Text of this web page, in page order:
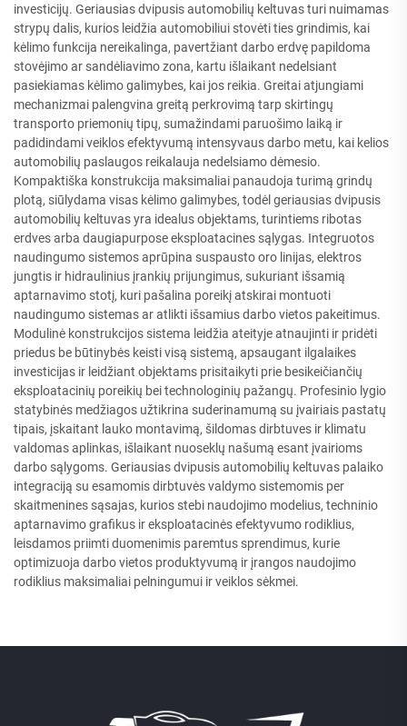
investicijų. Geriausias dvipusis automobilių keltuvas turi nuimamas
strypų dalis, kurios leidžia automobiliui stovėti ties grindimis, kai
kėlimo funkcija nereikalinga, pavertžiant darbo erdvę papildoma
stovėjimo ar sandėliavimo zona, kartu išlaikant nedelsiant
pasiekiamas kėlimo galimybes, kai jos reikia. Greitai atjungiami
mechanizmai palengvina greitą perkrovimą tarp skirtingų
transporto priemonių tipų, sumažindami paruošimo laiką ir
padidindami veiklos efektyvumą intensyvaus darbo metu, kai kelios
automobilių paslaugos reikalauja nedelsiamo dėmesio.
Kompaktiška konstrukcija maksimaliai panaudoja turimą grindų
plotą, siūlydama visas kėlimo galimybes, todėl geriausias dvipusis
automobilių keltuvas yra idealus objektams, turintiems ribotas
erdves arba daugiapurpose eksploatacines sąlygas. Integruotos
naudingumo sistemos aprūpina suspausto oro linijas, elektros
jungtis ir hidraulinius įrankių prijungimus, sukuriant išsamią
aptarnavimo stotį, kuri pašalina poreikį atskirai montuoti
naudingumo sistemas ar atlikti išsamius darbo vietos pakeitimus.
Modulinė konstrukcijos sistema leidžia ateityje atnaujinti ir pridėti
priedus be būtinybės keisti visą sistemą, apsaugant ilgalaikes
investicijas ir leidžiant objektams prisitaikyti prie besikeičiančių
eksploatacinių poreikių bei technologinių pažangų. Profesinio lygio
statybinės medžiagos užtikrina suderinamumą su įvairiais pastatų
tipais, įskaitant lauko montavimą, šildomas dirbtuves ir klimatu
valdomas aplinkas, išlaikant nuoseklų našumą esant įvairioms
darbo sąlygoms. Geriausias dvipusis automobilių keltuvas palaiko
integraciją su esamomis dirbtuvės valdymo sistemomis per
skaitmenines sąsajas, kurios stebi naudojimo modelius, techninio
aptarnavimo grafikus ir eksploatacinės efektyvumo rodiklius,
leisdamos priimti duomenimis paremtus sprendimus, kurie
optimizuoja darbo vietos produktyvumą ir įrangos naudojimo
rodiklius maksimaliai pelningumui ir veiklos sėkmei.